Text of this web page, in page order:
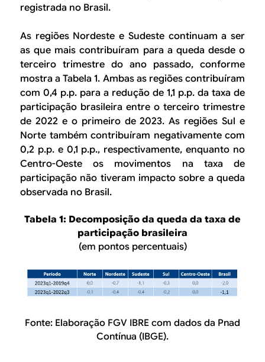
registrada no Brasil.
As regiões Nordeste e Sudeste continuam a ser
as que mais contribuíram para a queda desde o
terceiro trimestre do ano passado, conforme
mostra a Tabela 1. Ambas as regiões contribuíram
com 0,4 p.p. para a redução de 1,1 p.p. da taxa de
participação brasileira entre o terceiro trimestre
de 2022 e o primeiro de 2023. As regiões Sul e
Norte também contribuíram negativamente com
0,2 p.p. e 0,1 p.p., respectivamente, enquanto no
Centro-Oeste os movimentos na taxa de
participação não tiveram impacto sobre a queda
observada no Brasil.
Tabela 1: Decomposição da queda da taxa de
participação brasileira
(em pontos percentuais)
Fonte: Elaboração FGV IBRE com dados da Pnad
Contínua (IBGE).